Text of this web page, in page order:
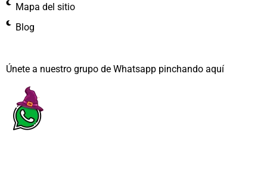
Mapa del sitio
Blog
Únete a nuestro grupo de Whatsapp pinchando aquí​